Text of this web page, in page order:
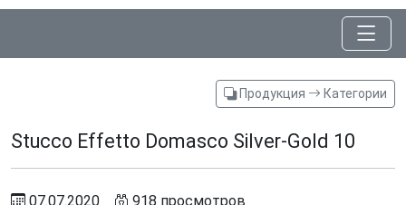
Продукция Категории
Stucco Effetto Domasco Silver-Gold 10
07.07.2020 918 просмотров